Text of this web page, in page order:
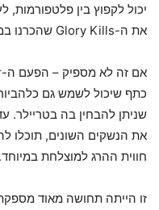
את ה-Glory Kills שהכרנו במשחק הקודם.
כתף שיכול לשמש גם
שניתן להבחין בה בטריילר.
את הנשקים השונים, תוכלו
חווית ההרג למוצלחת במיוחד.